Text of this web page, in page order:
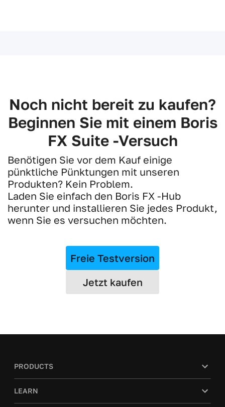
Noch nicht bereit zu kaufen?
Beginnen Sie mit einem Boris
FX Suite -Versuch
Benötigen Sie vor dem Kauf einige
pünktliche Pünktungen mit unseren
Produkten? Kein Problem.
Laden Sie einfach den Boris FX -Hub
herunter und installieren Sie jedes Produkt,
wenn Sie es versuchen möchten.
Freie Testversion
Jetzt kaufen
PRODUCTS
LEARN